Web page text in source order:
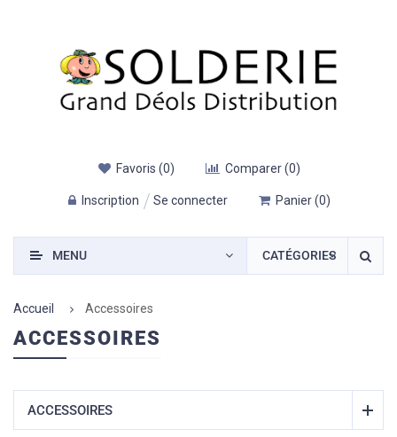
Favoris (0) Comparer(0)
Inscription Se connecter Panier(0)
CATÉGORIES
MENU
Accueil Accessoires
ACCESSOIRES
ACCESSOIRES